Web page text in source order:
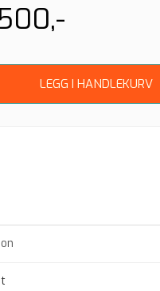
LEGG I HANDLEKURV